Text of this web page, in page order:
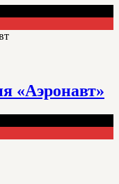
«Аэронавт»